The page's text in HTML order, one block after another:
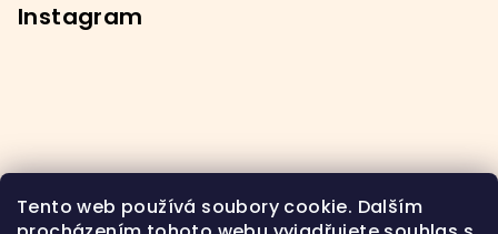
Tento web používá soubory cookie. Dalším
Instagram